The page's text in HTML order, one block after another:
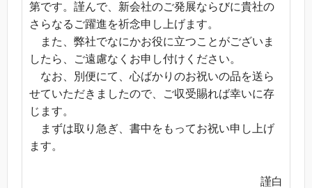
第です。謹んで、新会社のご発展ならびに貴社の
さらなるご躍進を祈念申し上げます。
また、弊社でなにかお役に立つことがございま
したら、ご遠慮なくお申し付けください。
なお、別便にて、心ばかりのお祝いの品を送ら
せていただきましたので、ご収受賜れば幸いに存
じます。
まずは取り急ぎ、書中をもってお祝い申し上げ
ます。
謹白